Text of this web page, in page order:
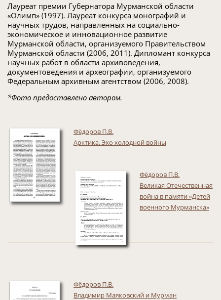
Лауреат премии Губернатора Мурманской области
«Олимп» (1997). Лауреат конкурса монографий и
научных трудов, направленных на социально-
экономическое и инновационное развитие
Мурманской области, организуемого Правительством
Мурманской области (2006, 2011). Дипломант конкурса
научных работ в области архивоведения,
документоведения и археографии, организуемого
Федеральным архивным агентством (2006, 2008).
*Фото предоставлено автором.
Фёдоров П.В.
Арктика. Эхо холодной войны
Фёдоров П.В.
Великая Отечественная
война в памяти «Детей
военного Мурманска»
Фёдоров П.В.
Владимир Маяковский и Мурман